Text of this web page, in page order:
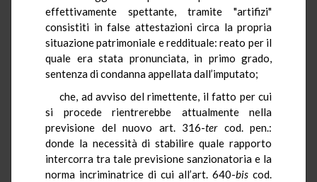
effettivamente spettante, tramite "artifizi"
consistiti in false attestazioni circa la propria
situazione patrimoniale e reddituale: reato per il
quale era stata pronunciata, in primo grado,
sentenza di condanna appellata dall’imputato;
che, ad avviso del rimettente, il fatto per cui
si procede rientrerebbe attualmente nella
previsione del nuovo art. 316-tercod. pen.:
donde la necessità di stabilire quale rapporto
intercorra tra tale previsione sanzionatoria e la
norma incriminatrice di cui all’art. 640-bis cod.